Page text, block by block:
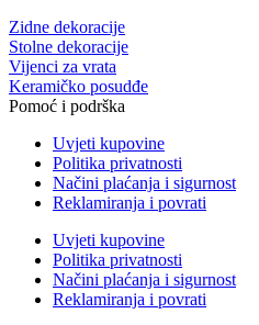
Zidne dekoracije
Stolne dekoracije
Vijenci za vrata
Keramičko posudđe
Pomoć i podrška
Uvjeti kupovine
Politika privatnosti
Načini plaćanja i sigurnost
Reklamiranja i povrati
Uvjeti kupovine
Politika privatnosti
Načini plaćanja i sigurnost
Reklamiranja i povrati